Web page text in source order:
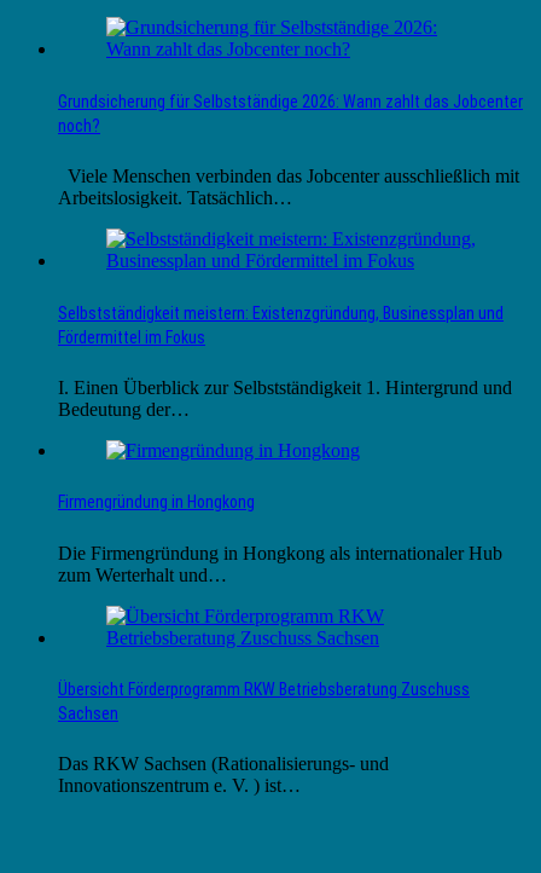
Grundsicherung für Selbstständige 2026: Wann zahlt das Jobcenter
noch?
Viele Menschen verbinden das Jobcenter ausschließlich mit
Arbeitslosigkeit. Tatsächlich…
Selbstständigkeit meistern: Existenzgründung, Businessplan und
Fördermittel im Fokus
I. Einen Überblick zur Selbstständigkeit 1. Hintergrund und
Bedeutung der…
Firmengründung in Hongkong
Die Firmengründung in Hongkong als internationaler Hub
zum Werterhalt und…
Übersicht Förderprogramm RKW Betriebsberatung Zuschuss
Sachsen
Das RKW Sachsen (Rationalisierungs- und
Innovationszentrum e. V. ) ist…